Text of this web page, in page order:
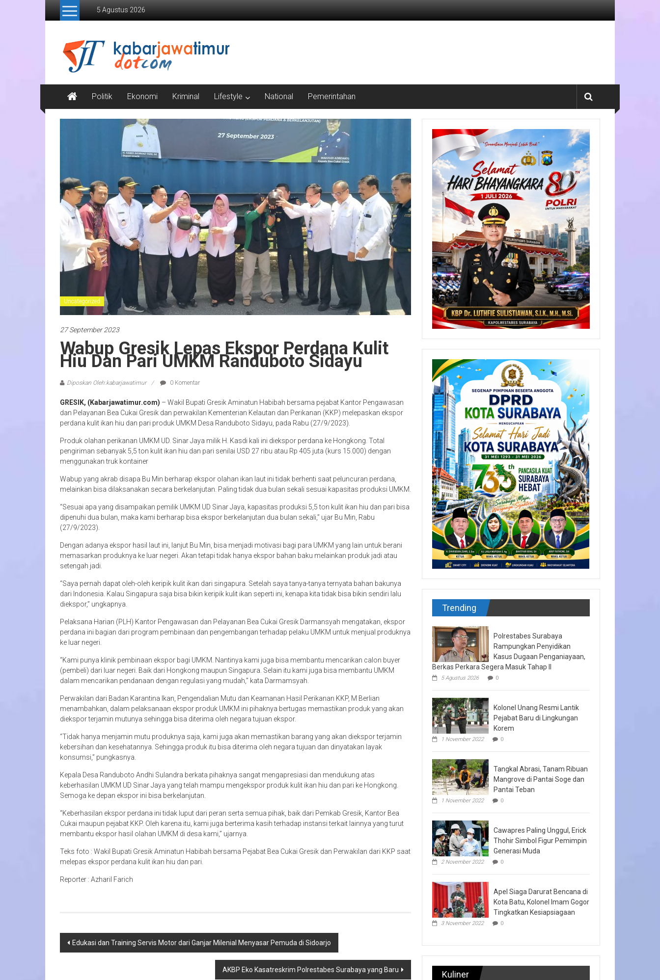
Lompat
5 Agustus 2026
Kabar
Jawa
Timur
Media
Online
Jawa
Politik Ekonomi Kriminal Lifestyle National Pemerintahan
Uncategorized
27 September 2023
Wabup Gresik Lepas Ekspor Perdana Kulit
Hiu Dan Pari UMKM Randuboto Sidayu
Diposkan Oleh:kabarjawatimur 0 Komentar
GRESIK, (Kabarjawatimur.com) – Wakil Bupati Gresik Aminatun Habibah bersama pejabat Kantor Pengawasan
dan Pelayanan Bea Cukai Gresik dan perwakilan Kementerian Kelautan dan Perikanan (KKP) melepaskan ekspor
perdana kulit ikan hiu dan pari produk UMKM Desa Randuboto Sidayu, pada Rabu (27/9/2023).
Produk olahan perikanan UMKM UD. Sinar Jaya milik H. Kasdi kali ini diekspor perdana ke Hongkong. Total
pengiriman sebanyak 5,5 ton kulit ikan hiu dan pari senilai USD 27 ribu atau Rp 405 juta (kurs 15.000) dengan
menggunakan truk kontainer
Wabup yang akrab disapa Bu Min berharap ekspor olahan ikan laut ini tidak berhenti saat peluncuran perdana,
melainkan bisa dilaksanakan secara berkelanjutan. Paling tidak dua bulan sekali sesuai kapasitas produksi UMKM.
“Sesuai apa yang disampaikan pemilik UMKM UD Sinar Jaya, kapasitas produksi 5,5 ton kulit ikan hiu dan pari bisa
dipenuhi dua bulan, maka kami berharap bisa ekspor berkelanjutan dua bulan sekali,” ujar Bu Min, Rabu
(27/9/2023).
Dengan adanya ekspor hasil laut ini, lanjut Bu Min, bisa menjadi motivasi bagi para UMKM yang lain untuk berani
memasarkan produknya ke luar negeri. Akan tetapi tidak hanya ekspor bahan baku melainkan produk jadi atau
setengah jadi.
“Saya pernah dapat oleh-oleh keripik kulit ikan dari singapura. Setelah saya tanya-tanya ternyata bahan bakunya
dari Indonesia. Kalau Singapura saja bisa bikin keripik kulit ikan seperti ini, kenapa kita tidak bisa bikin sendiri lalu
diekspor,” ungkapnya.
Pelaksana Harian (PLH) Kantor Pengawasan dan Pelayanan Bea Cukai Gresik Darmansyah mengatakan, ekspor
perdana ini bagian dari program pembinaan dan pengembangan terhadap pelaku UMKM untuk menjual produknya
ke luar negeri.
“Kami punya klinik pembinaan ekspor bagi UMKM. Nantinya kami juga bisa membantu mencarikan calon buyer
(pembeli) dari luar negeri. Baik dari Hongkong maupun Singapura. Selain itu kami juga bisa membantu UMKM
dalam mencarikan pendanaan dengan regulasi yang mudah,” kata Darmamsyah.
Perwakilan dari Badan Karantina Ikan, Pengendalian Mutu dan Keamanan Hasil Perikanan KKP, M Berlian
menambahkan, dalam pelaksanaan ekspor produk UMKM ini pihaknya bertugas memastikan produk yang akan
diekspor terjamin mutunya sehingga bisa diterima oleh negara tujuan ekspor.
“Tidak hanya menjamin mutu produknya saja, kami juga akan memastikan barang yang akan diekspor terjamin
kebersihan dan kesehatannya. Sehingga produk itu bisa diterima oleh negara tujuan dan dinyatakan layak
konsumsi,” pungkasnya.
Kepala Desa Randuboto Andhi Sulandra berkata pihaknya sangat mengapresiasi dan mendukung atas
keberhasilan UMKM UD Sinar Jaya yang telah mampu mengekspor produk kulit ikan hiu dan pari ke Hongkong.
Semoga ke depan ekspor ini bisa berkelanjutan.
“Keberhasilan ekspor perdana ini tidak luput dari peran serta semua pihak, baik dari Pemkab Gresik, Kantor Bea
Cukai maupun pejabat KKP. Oleh karena itu, kami juga berterima kasih terhadap instansi terkait lainnya yang turut
membantu ekspor hasil olahan UMKM di desa kami,” ujarnya.
Teks foto : Wakil Bupati Gresik Aminatun Habibah bersama Pejabat Bea Cukai Gresik dan Perwakilan dari KKP saat
melepas ekspor perdana kulit ikan hiu dan pari.
Reporter : Azharil Farich
Navigasi
Edukasi dan Training Servis Motor dari Ganjar Milenial Menyasar Pemuda di Sidoarjo
AKBP Eko Kasatreskrim Polrestabes Surabaya yang Baru
Trending
Polrestabes Surabaya
Rampungkan Penyidikan
Kasus Dugaan Penganiayaan,
Berkas Perkara Segera Masuk Tahap II
5 Agustus 2026 0
Kolonel Unang Resmi Lantik
Pejabat Baru di Lingkungan
Korem
1 November 2022 0
Tangkal Abrasi, Tanam Ribuan
Mangrove di Pantai Soge dan
Pantai Teban
1 November 2022 0
Cawapres Paling Unggul, Erick
Thohir Simbol Figur Pemimpin
Generasi Muda
2 November 2022 0
Apel Siaga Darurat Bencana di
Kota Batu, Kolonel Imam Gogor
Tingkatkan Kesiapsiagaan
3 November 2022 0
Kuliner